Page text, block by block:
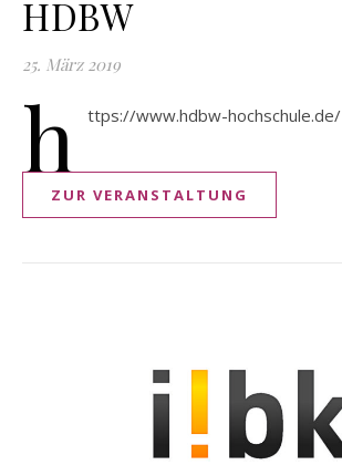
HDBW
25. März 2019
h ttps://www.hdbw-hochschule.de/
ZUR VERANSTALTUNG